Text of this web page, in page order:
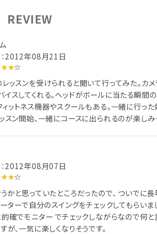
REVIEW
2012年08月21日
☆
ッスンを受けられると聞いて行ってみた。カ
スしてくれる。ヘッドがボールに当たる瞬間
ットネス機器やスクールもある。一緒に行っ
スン開始、一緒にコースに出られるのが楽しみ
2012年08月07日
☆
かと思っていたところだったので、 ついでに
ターで自分のスイングをチェックしてもらいま
確でモニター でチェックしながらなので何
が、一気に楽しくなりそうです。